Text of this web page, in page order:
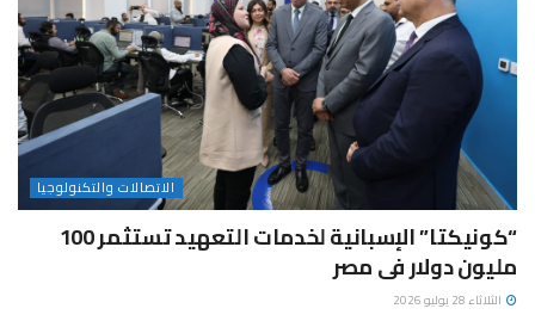
الاتصالات والتكنولوجيا
“كونيكتا” الإسبانية لخدمات التعهيد تستثمر 100
مليون دولار فى مصر
الثلاثاء 28 يوليو 2026